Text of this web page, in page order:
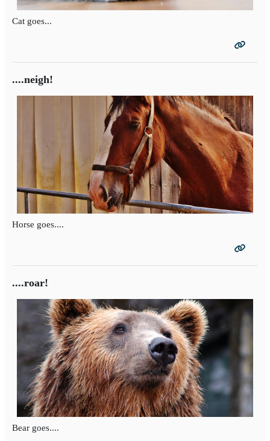
Cat goes...
....neigh!
Horse goes....
....roar!
Bear goes....